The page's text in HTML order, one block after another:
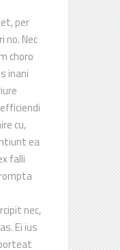
per
no. Nec
choro
inani
cu,
ea
falli
nec,
Ei ius
announce
new kit